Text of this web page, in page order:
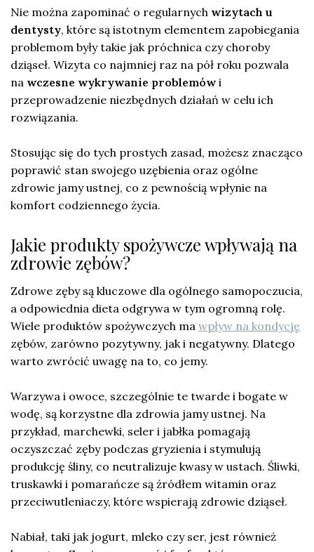
Nie można zapominać o regularnych wizytach u
dentysty, które są istotnym elementem zapobiegania
problemom były takie jak próchnica czy choroby
dziąseł. Wizyta co najmniej raz na pół roku pozwala
na wczesne wykrywanie problemów i
przeprowadzenie niezbędnych działań w celu ich
rozwiązania.
Stosując się do tych prostych zasad, możesz znacząco
poprawić stan swojego uzębienia oraz ogólne
zdrowie jamy ustnej, co z pewnością wpłynie na
komfort codziennego życia.
Jakie produkty spożywcze wpływają na
zdrowie zębów?
Zdrowe zęby są kluczowe dla ogólnego samopoczucia,
a odpowiednia dieta odgrywa w tym ogromną rolę.
Wiele produktów spożywczych ma wpływ na kondycję
zębów, zarówno pozytywny, jak i negatywny. Dlatego
warto zwrócić uwagę na to, co jemy.
Warzywa i owoce, szczególnie te twarde i bogate w
wodę, są korzystne dla zdrowia jamy ustnej. Na
przykład, marchewki, seler i jabłka pomagają
oczyszczać zęby podczas gryzienia i stymulują
produkcję śliny, co neutralizuje kwasy w ustach. Śliwki,
truskawki i pomarańcze są źródłem witamin oraz
przeciwutleniaczy, które wspierają zdrowie dziąseł.
Nabiał, taki jak jogurt, mleko czy ser, jest również